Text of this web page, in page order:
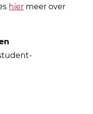
hier meer over